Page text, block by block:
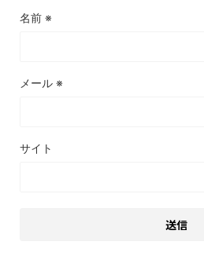
名前 ※
メール ※
サイト